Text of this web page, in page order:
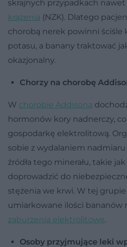
skrajnych przypadkach nawet
krążenia (NZK). Dlatego
chorobą nerek powinni ściśle
potasu, a banany traktować
okazjonalny.
Chorzy na chorobę
W chorobie Addisona
hormonów kory nadnerczy, co
gospodarkę elektrolitową.
sobie z wydalaniem
źródła tego minerału, takie
doprowadzić do
stężenia we krwi. W tej
umiarkowane ilości bananów
zaburzenia elektrolitowe.
Osoby przyjmujące leki